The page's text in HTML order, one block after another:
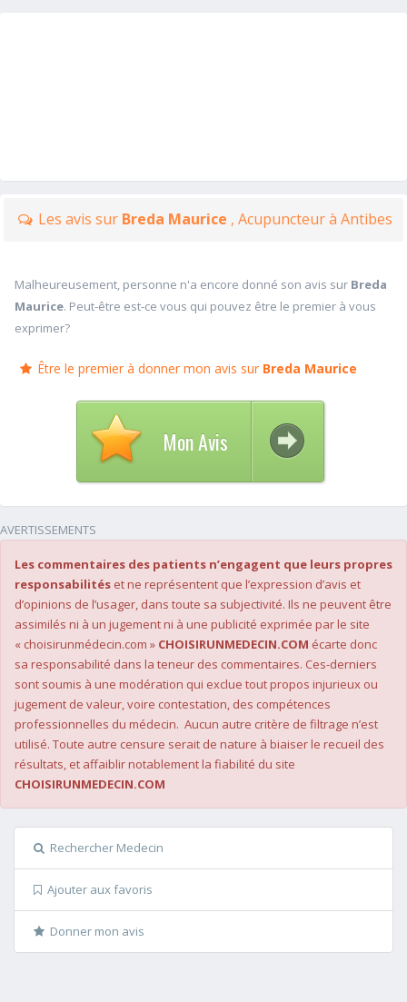
Les avis sur Breda Maurice , Acupuncteur à Antibes
Malheureusement, personne n'a encore donné son avis sur Breda
Maurice. Peut-être est-ce vous qui pouvez être le premier à vous
exprimer?
Être le premier à donner mon avis sur Breda Maurice
Mon Avis
AVERTISSEMENTS
Les commentaires des patients n’engagent que leurs propres
responsabilités et ne représentent que l’expression d’avis et
d’opinions de l’usager, dans toute sa subjectivité. Ils ne peuvent être
assimilés ni à un jugement ni à une publicité exprimée par le site
« choisirunmédecin.com » CHOISIRUNMEDECIN.COM écarte donc
sa responsabilité dans la teneur des commentaires. Ces-derniers
sont soumis à une modération qui exclue tout propos injurieux ou
jugement de valeur, voire contestation, des compétences
professionnelles du médecin. Aucun autre critère de filtrage n’est
utilisé. Toute autre censure serait de nature à biaiser le recueil des
résultats, et affaiblir notablement la fiabilité du site
CHOISIRUNMEDECIN.COM
Rechercher Medecin
Ajouter aux favoris
Donner mon avis